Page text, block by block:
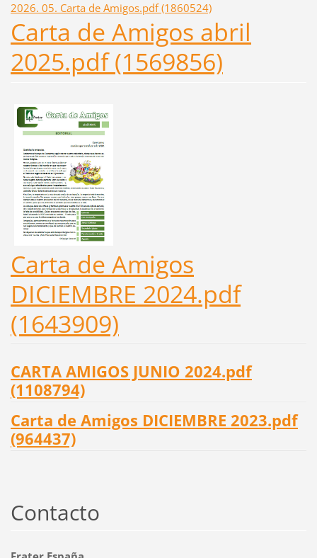
2026. 05. Carta de Amigos.pdf (1860524)
Carta de Amigos abril
2025.pdf (1569856)
Carta de Amigos
DICIEMBRE 2024.pdf
(1643909)
CARTA AMIGOS JUNIO 2024.pdf
(1108794)
Carta de Amigos DICIEMBRE 2023.pdf
(964437)
Contacto